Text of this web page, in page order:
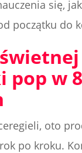
się,
początku do
pop w 8
oto
po kroku.